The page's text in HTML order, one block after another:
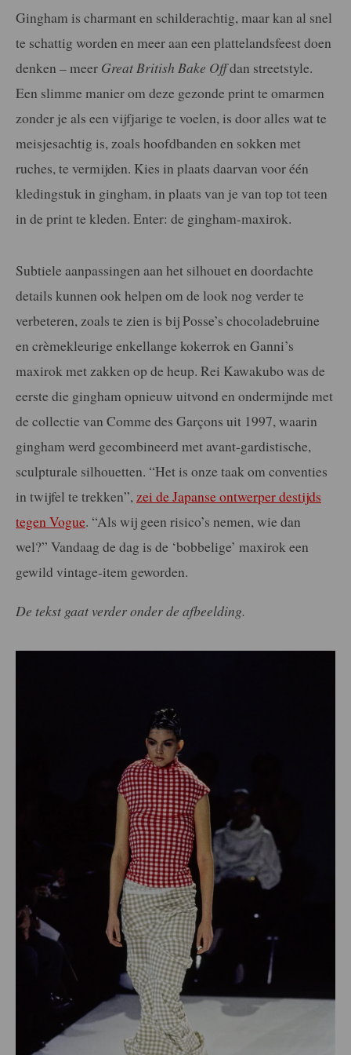
Gingham is charmant en schilderachtig, maar kan al snel
te schattig worden en meer aan een plattelandsfeest doen
denken – meer Great British Bake Offdan streetstyle.
Een slimme manier om deze gezonde print te omarmen
zonder je als een vijfjarige te voelen, is door alles wat te
meisjesachtig is, zoals hoofdbanden en sokken met
ruches, te vermijden. Kies in plaats daarvan voor één
kledingstuk in gingham, in plaats van je van top tot teen
in de print te kleden. Enter: de gingham-maxirok.
Subtiele aanpassingen aan het silhouet en doordachte
details kunnen ook helpen om de look nog verder te
verbeteren, zoals te zien is bij Posse’s chocoladebruine
en crèmekleurige enkellange kokerrok en Ganni’s
maxirok met zakken op de heup. Rei Kawakubo was de
eerste die gingham opnieuw uitvond en ondermijnde met
de collectie van Comme des Garçons uit 1997, waarin
gingham werd gecombineerd met avant-gardistische,
sculpturale silhouetten. “Het is onze taak om conventies
in twijfel te trekken”,zei de Japanse ontwerper destijds
tegen Vogue. “Als wij geen risico’s nemen, wie dan
wel?” Vandaag de dag is de ‘bobbelige’ maxirok een
gewild vintage-item geworden.
De tekst gaat verder onder de afbeelding.